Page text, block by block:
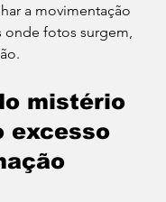
a movimentação
onde fotos surgem,
mistério
excesso